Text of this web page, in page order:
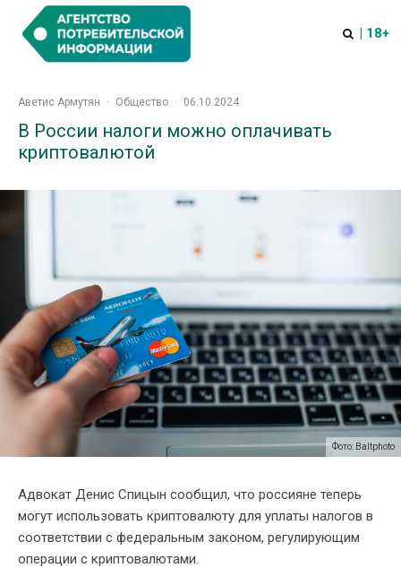
| 18+
Аветис Армутян · Общество · 06.10.2024
В России налоги можно оплачивать
криптовалютой
Фото: Baltphoto
Адвокат Денис Спицын сообщил, что россияне теперь
могут использовать криптовалюту для уплаты налогов в
соответствии с федеральным законом, регулирующим
операции с криптовалютами.